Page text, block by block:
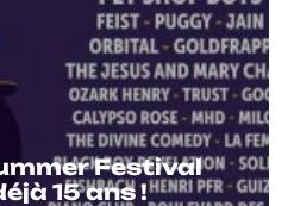
Festival
15 ans !